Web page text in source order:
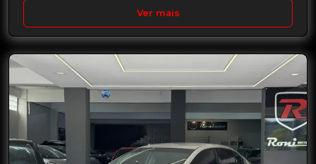
Ver mais